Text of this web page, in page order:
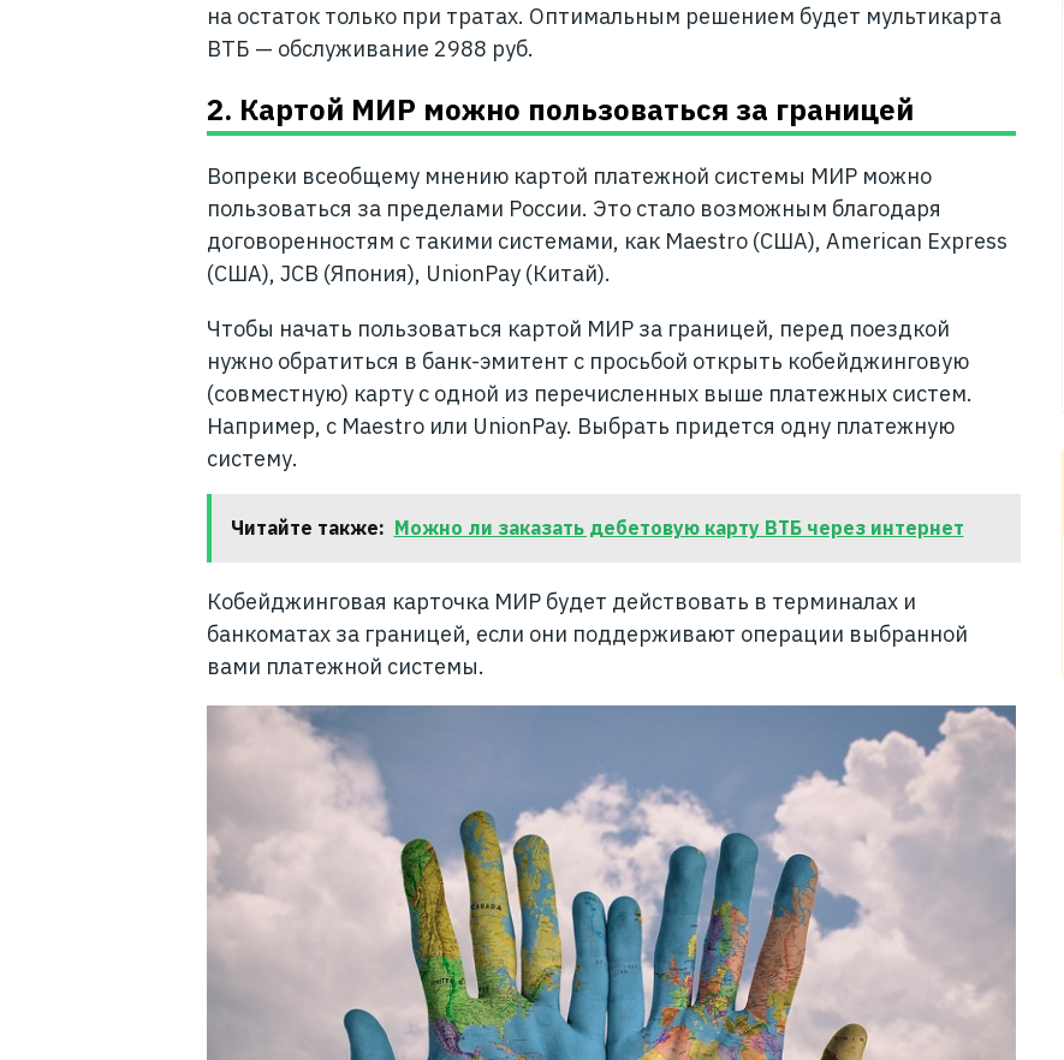
на остаток только при тратах. Оптимальным решением будет мультикарта
ВТБ — обслуживание 2988 руб.
2. Картой МИР можно пользоваться за границей
Вопреки всеобщему мнению картой платежной системы МИР можно
пользоваться за пределами России. Это стало возможным благодаря
договоренностям с такими системами, как Maestro (США), American Express
(США), JCB (Япония), UnionPay (Китай).
Чтобы начать пользоваться картой МИР за границей, перед поездкой
нужно обратиться в банк-эмитент с просьбой открыть кобейджинговую
(совместную) карту с одной из перечисленных выше платежных систем.
Например, с Maestro или UnionPay. Выбрать придется одну платежную
систему.
Читайте также: Можно ли заказать дебетовую карту ВТБ через интернет
Кобейджинговая карточка МИР будет действовать в терминалах и
банкоматах за границей, если они поддерживают операции выбранной
вами платежной системы.